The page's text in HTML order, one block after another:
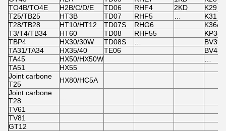
TO4B/TO4E
H2B/C/D/E TD06 RHF4 2KD
K29
T25/TB25
HT3B TD07 RHF5
K31
T28/TB28
HT10/HT12 TD07S RHG6
K36/
T3/T4/TB34
HT60 TD08 RHF55
KP35
TBP4
HX30/30W TD08S
BV39/
TA31/TA34
HX35/40 TE06
BV43
TA45
HX50/HX50W
TA51
HX55
Joint carbone
T25
HX80/HC5A
Joint carbone
T28
TV61
TV81
GT12